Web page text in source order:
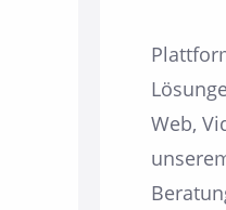
Web,